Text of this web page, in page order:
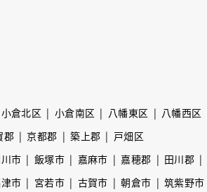
小倉北区 小倉南区 八幡東区 八幡西区
郡 京都郡 築上郡
戸畑区
市 飯塚市 嘉麻市 嘉穂郡 田川郡
市 宮若市 古賀市 朝倉市 筑紫野市